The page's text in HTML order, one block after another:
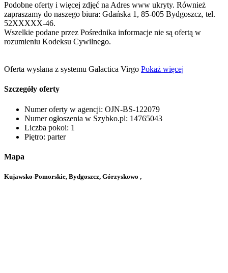
Podobne oferty i więcej zdjęć na Adres www ukryty. Również
zapraszamy do naszego biura: Gdańska 1, 85-005 Bydgoszcz‎, tel.
52XXXXX-46.
Wszelkie podane przez Pośrednika informacje nie są ofertą w
rozumieniu Kodeksu Cywilnego.
Oferta wysłana z systemu Galactica Virgo Pokaż więcej
Szczegóły oferty
Numer oferty w agencji: OJN-BS-122079
Numer ogłoszenia w Szybko.pl: 14765043
Liczba pokoi: 1
Piętro: parter
Mapa
Kujawsko-Pomorskie, Bydgoszcz, Górzyskowo ,